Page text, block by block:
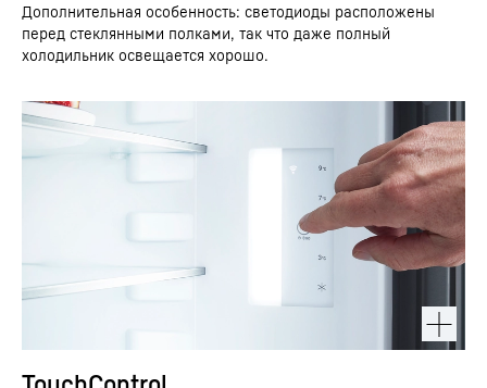
Дополнительная особенность: светодиоды расположены
перед стеклянными полками, так что даже полный
холодильник освещается хорошо.